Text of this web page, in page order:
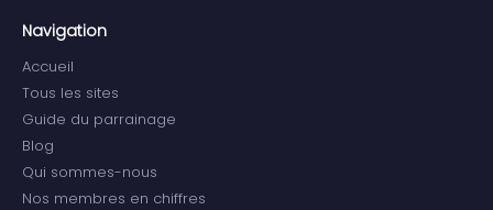
Navigation
Accueil
Tous les sites
Guide du parrainage
Blog
Qui sommes-nous
Nos membres en chiffres